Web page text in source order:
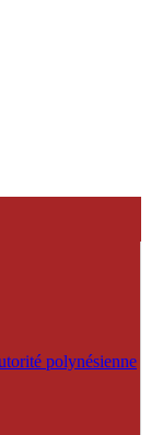
polynésienne